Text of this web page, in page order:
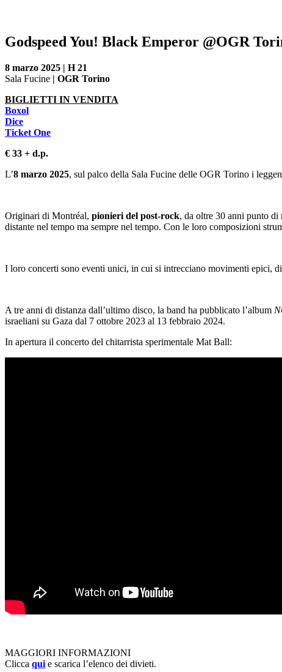
Godspeed You! Black Emperor @OGR
8 marzo 2025 | H 21
Sala Fucine | OGR Torino
BIGLIETTI IN VENDITA
Boxol
Dice
Ticket One
€ 33 + d.p.
L’8 marzo 2025, sul palco della Sala Fucine delle OGR Torino i
Originari di Montréal, pionieri del post-rock, da oltre 30 anni punto
distante nel tempo ma sempre nel tempo. Con le loro composizioni
I loro concerti sono eventi unici, in cui si intrecciano movimenti epici,
A tre anni di distanza dall’ultimo disco, la band ha pubblicato l’album
israeliani su Gaza dal 7 ottobre 2023 al 13 febbraio 2024.
In apertura il concerto del chitarrista sperimentale Mat Ball:
MAGGIORI INFORMAZIONI
Clicca qui e scarica l’elenco dei divieti.